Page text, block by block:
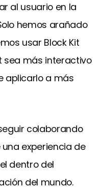
al usuario en la
hemos arañado
usar Block Kit
sea más interactivo
aplicarlo a más
colaborando
experiencia de
dentro del
del mundo.